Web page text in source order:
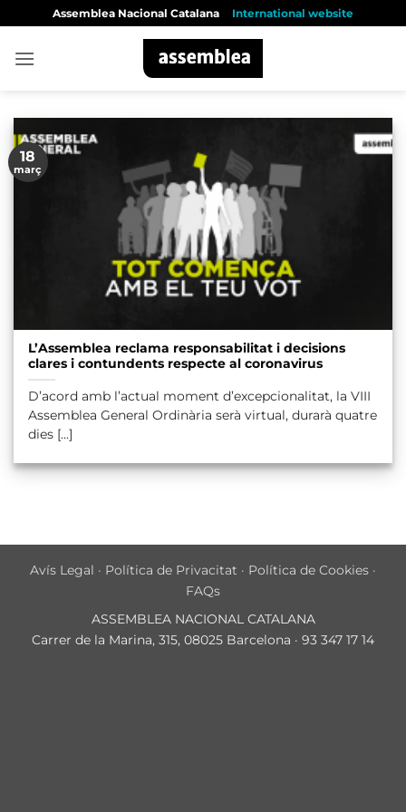
content
Assemblea Nacional Catalana International website
L’Assemblea reclama responsabilitat i decisions
clares i contundents respecte al coronavirus
D’acord amb l’actual moment d’excepcionalitat, la VIII
Assemblea General Ordinària serà virtual, durarà quatre
dies [...]
18
març
Avís Legal · Política de Privacitat · Política de Cookies ·
FAQs
ASSEMBLEA NACIONAL CATALANA
Carrer de la Marina, 315, 08025 Barcelona · 93 347 17 14